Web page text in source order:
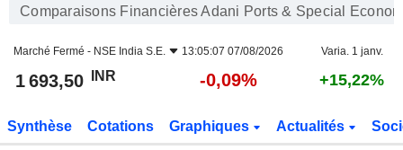
Comparaisons Financières Adani Ports & Special
Marché Fermé - NSE India S.E. 13:05:07 07/08/2026 Varia. 1 janv.
1 693,50 INR -0,09% +15,22%
Synthèse Cotations Graphiques Actualités